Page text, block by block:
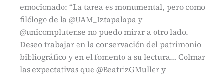
emocionado: “La tarea es monumental, pero como
filólogo de la @UAM_Iztapalapa y
@unicomplutense no puedo mirar a otro lado.
Deseo trabajar en la conservación del patrimonio
bibliográfico y en el fomento a su lectura… Colmar
las expectativas que @BeatrizGMuller y